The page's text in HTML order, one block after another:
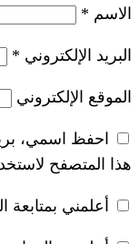
*
الإلكتروني،
المرة
التعليقات بواسطة